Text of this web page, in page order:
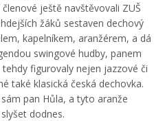
ještě navštěvovali ZUŠ
žáků sestaven dechový
kapelníkem, aranžérem, a dá
swingové hudby, panem
figurovaly nejen jazzové či
také klasická česká dechovka.
pan Hůla, a tyto aranže
dodnes.